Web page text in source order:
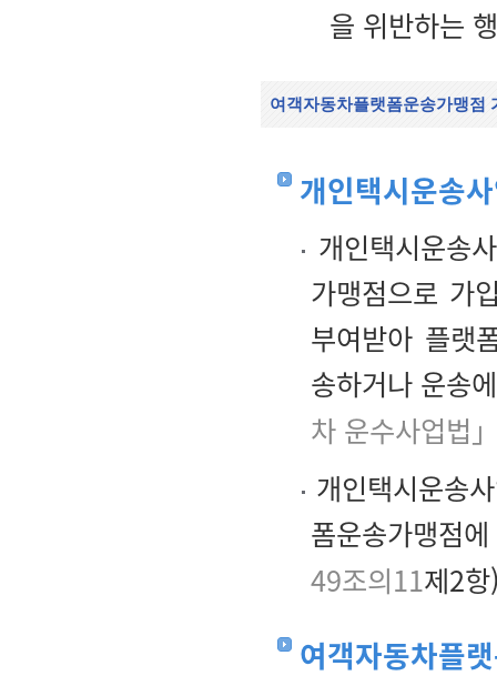
을 위반하는
여객자동차플랫폼운송가맹점
개인택시운송
개인택시운송
가맹점으로 가
부여받아 플랫
송하거나 운송
차 운수사업법
개인택시운송
폼운송가맹점
49조의11제2
여객자동차플